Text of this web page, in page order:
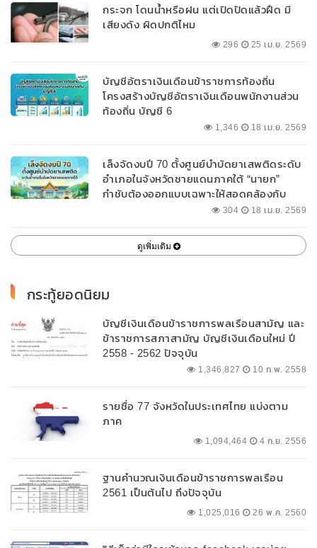
กระจก โดนน้ำหรือฝน แต่เปิดปัดแล้วฝืด มี
เสียงดัง ผิดปกติไหม
296 25 เม.ย. 2569
บัญชีอัตราเงินเดือนข้าราชการท้องถิ่น
โครงสร้างบัญชีอัตราเงินเดือนพนักงานส่วน
ท้องถิ่น บัญชี 6
1,346 18 เม.ย. 2569
เล็งจัดงบปี 70 ตั้งศูนย์บำบัดยาเสพติดระดับ
อำเภอในจังหวัดชายแดนภาคใต้ “นายก”
กำชับต้องออกแบบเฉพาะให้สอดคล้องกับ
304 18 เม.ย. 2569
ดูเพิ่มเติม
กระทู้ยอดนิยม
บัญชีเงินเดือนข้าราชการพลเรือนสามัญ และ
ข้าราชการสภาสามัญ บัญชีเงินเดือนใหม่ ปี
2558 - 2562 ปัจจุบัน
1,346,827 10 ก.พ. 2558
รายชื่อ 77 จังหวัดในประเทศไทย แบ่งตาม
ภาค
1,094,464 4 ก.ย. 2556
ฐานคำนวณเงินเดือนข้าราชการพลเรือน
2561 เป็นต้นไป ถึงปัจจุบัน
1,025,016 26 พ.ค. 2560